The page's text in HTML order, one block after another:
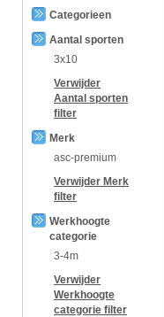
Categorieen
Aantal sporten
3x10
Verwijder
Aantal sporten
filter
Merk
asc-premium
Verwijder Merk
filter
Werkhoogte
categorie
3-4m
Verwijder
Werkhoogte
categorie filter